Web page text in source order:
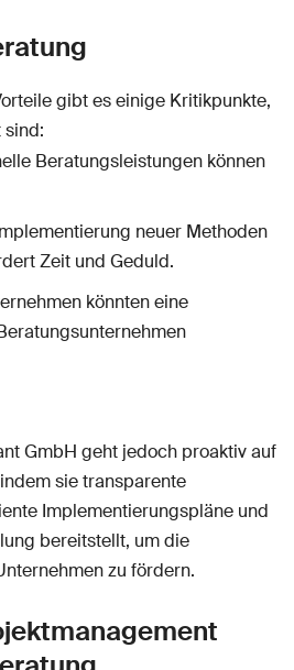
gibt es einige Kritikpunkte,
sind:
Beratungsleistungen können
neuer Methoden
Zeit und Geduld.
könnten eine
GmbH geht jedoch proaktiv auf
sie transparente
Implementierungspläne und
bereitstellt, um die
zu fördern.